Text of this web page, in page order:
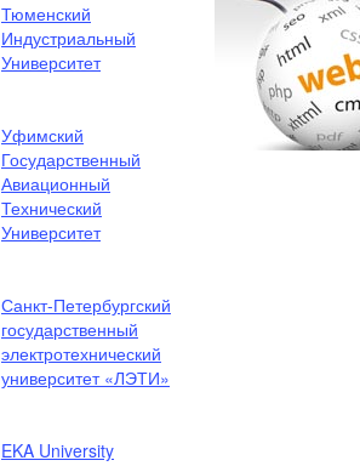
Тюменский
Индустриальный
Университет
Уфимский
Государственный
Авиационный
Технический
Университет
Санкт-Петербургский
государственный
электротехнический
университет «ЛЭТИ»
EKA University